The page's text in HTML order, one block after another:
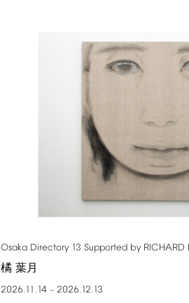
Osaka Directory 13 Supported by RICHARD
橘 葉月
2026.11.14 – 2026.12.13